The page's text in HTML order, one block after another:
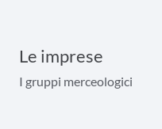
Le imprese
I gruppi merceologici